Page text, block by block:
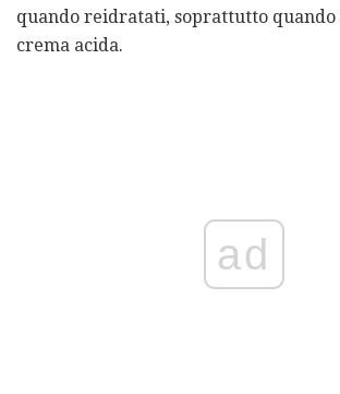
quando reidratati, soprattutto quando
crema acida.
ad